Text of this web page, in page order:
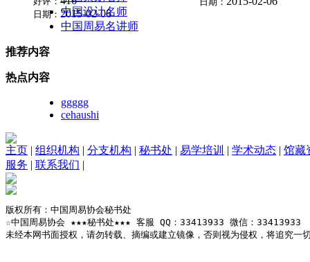
日期： 2015-02-06
中国设计名师
中国周易名讲师
推荐内容
热点内容
ggggg
cehaushi
主页 | 组织机构 | 分支机构 | 秘书处 | 易学培训 | 学术动态 | 馆藏
服务 | 联系我们 |
版权所有：中国周易协会秘书处
☆中国周易协会 ★★★秘书处★★★ 客服 QQ：33413933 微信：33413933
未经本网书面授权，请勿转载、摘编或建立镜像，否则视为侵权，将追究一